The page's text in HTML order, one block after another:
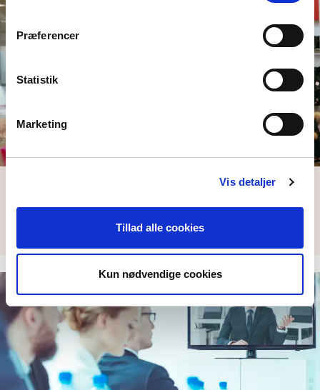
Præferencer
Statistik
Marketing
Vis detaljer
Tillad alle cookies
Kun nødvendige cookies
Træt af at styre en masse forskellige alarmer? Se, hvordan
et sammenkoblet alarmsystem beskytter…